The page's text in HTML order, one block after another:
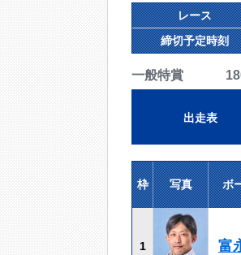
レース
締切予定時刻
一般特賞
出走表
枠 写真 ボ
1